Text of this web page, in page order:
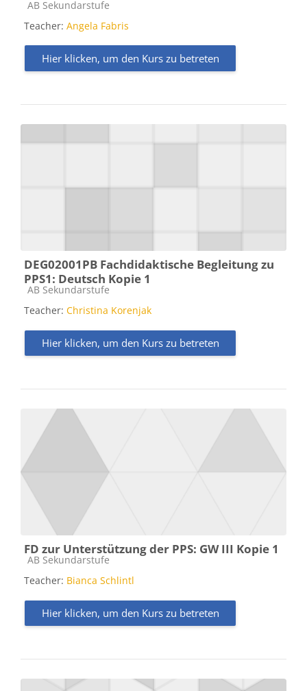
Kursbereich
AB Sekundarstufe
Teacher: Angela Fabris
Hier klicken, um den Kurs zu betreten
DEG02001PB Fachdidaktische Begleitung zu
PPS1: Deutsch Kopie 1
Kursbereich
AB Sekundarstufe
Teacher: Christina Korenjak
Hier klicken, um den Kurs zu betreten
FD zur Unterstützung der PPS: GW III Kopie 1
Kursbereich
AB Sekundarstufe
Teacher: Bianca Schlintl
Hier klicken, um den Kurs zu betreten